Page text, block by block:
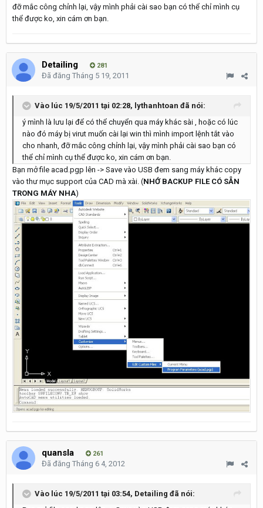
đỡ mắc công chỉnh lại, vậy mình phải cài sao bạn có thể chỉ mình cụ
thể được ko, xin cám ơn bạn.
Detailing 281
Đã đăng Tháng 5 19, 2011
Vào lúc 19/5/2011 tại 02:28, lythanhtoan đã nói:
ý mình là lưu lại để có thể chuyển qua máy khác sài , hoặc có lúc
nào đó máy bị virut muốn cài lại win thì mình import lệnh tắt vào
cho nhanh, đỡ mắc công chỉnh lại, vậy mình phải cài sao bạn có
thể chỉ mình cụ thể được ko, xin cám ơn bạn.
Bạn mở file acad.pgp lên -> Save vào USB đem sang máy khác copy
vào thư mục support của CAD mà xài. (NHỚ BACKUP FILE CÓ SẴN
TRONG MÁY NHA)
quansla 261
Đã đăng Tháng 6 4, 2012
Vào lúc 19/5/2011 tại 03:54, Detailing đã nói: